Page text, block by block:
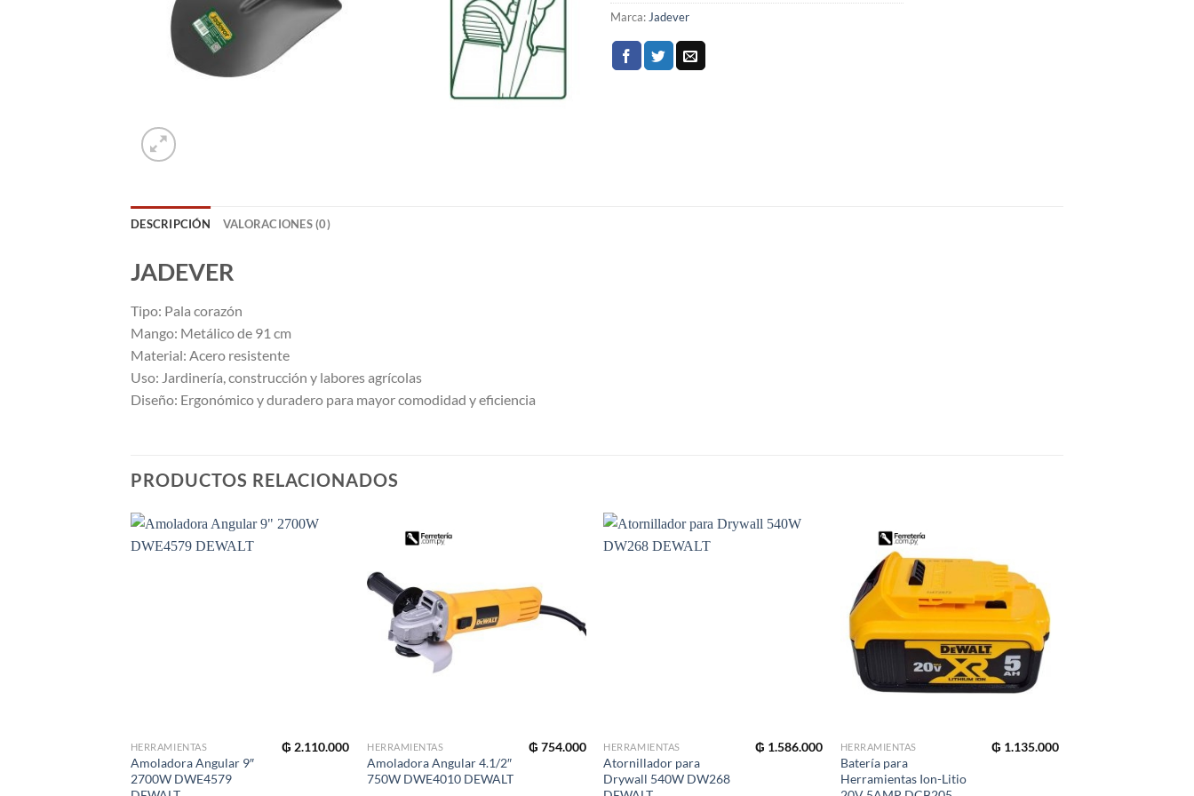
Marca: Jadever
DESCRIPCIÓN VALORACIONES (0)
JADEVER
Tipo: Pala corazón
Mango: Metálico de 91 cm
Material: Acero resistente
Uso: Jardinería, construcción y labores agrícolas
Diseño: Ergonómico y duradero para mayor comodidad y eficiencia
PRODUCTOS RELACIONADOS
HERRAMIENTAS
Amoladora Angular 9″
2700W DWE4579
₲ 2.110.000 HERRAMIENTAS
Amoladora Angular 4.1/2″
750W DWE4010 DEWALT
₲ 754.000 HERRAMIENTAS
Atornillador para
Drywall 540W DW268
₲ 1.586.000 HERRAMIENTAS
Batería para
Herramientas Ion-Litio
₲ 1.135.000